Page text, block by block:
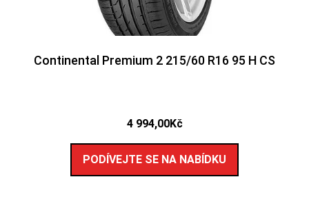
Continental Premium 2 215/60 R16 95 H CS
4 994,00Kč
PODÍVEJTE SE NA NABÍDKU